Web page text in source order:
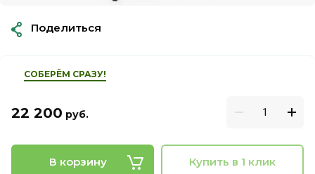
СОБЕРЁМ СРАЗУ!
22 200 руб.
В корзину Купить в 1 клик
Поделиться